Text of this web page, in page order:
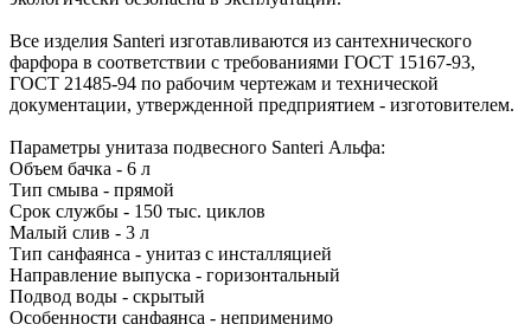
Все изделия Santeri изготавливаются из сантехнического
фарфора в соответствии с требованиями ГОСТ 15167-93,
ГОСТ 21485-94 по рабочим чертежам и технической
документации, утвержденной предприятием - изготовителем.
Параметры унитаза подвесного Santeri Альфа:
Объем бачка - 6 л
Тип смыва - прямой
Срок службы - 150 тыс. циклов
Малый слив - 3 л
Тип санфаянса - унитаз с инсталляцией
Направление выпуска - горизонтальный
Подвод воды - скрытый
Особенности санфаянса - неприменимо